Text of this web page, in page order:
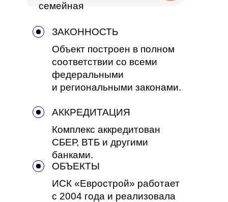
семейная
ИСК «Еврострой» работает
с 2004 года и реализовала
Комплекс аккредитован
СБЕР, ВТБ и другими
банками.
ОБЪЕКТЫ
АККРЕДИТАЦИЯ
ЗАКОННОСТЬ
Объект построен в полном
соответствии со всеми
федеральными
и региональными законами.